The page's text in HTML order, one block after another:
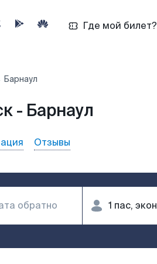
Где мой билет?
Барнаул
- Барнаул
Отзывы